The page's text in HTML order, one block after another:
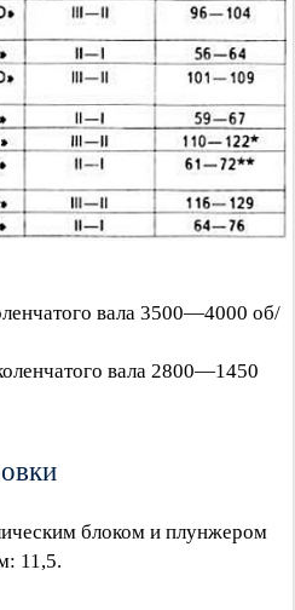
вала 3500—4000 об/
вала 2800—1450
блоком и плунжером
11,5.